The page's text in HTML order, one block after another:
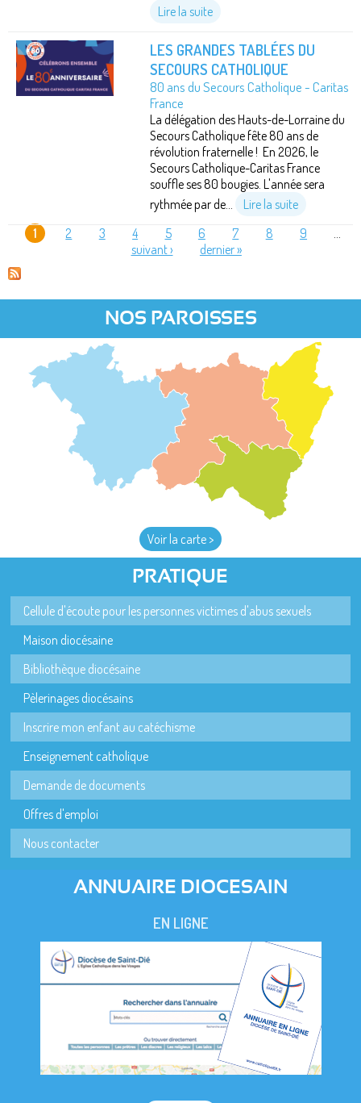
Lire la suite
LES GRANDES TABLÉES DU
SECOURS CATHOLIQUE
80 ans du Secours Catholique - Caritas
France
La délégation des Hauts-de-Lorraine du
Secours Catholique fête 80 ans de
révolution fraternelle ! En 2026, le
Secours Catholique-Caritas France
souffle ses 80 bougies. L'année sera
rythmée par de...
Lire la suite
1 2 3 4 5 6 7 8 9
suivant ›
dernier »
NOS PAROISSES
Voir la carte >
PRATIQUE
Cellule d'écoute pour les personnes victimes d'abus sexuels
Maison diocésaine
Bibliothèque diocésaine
Pèlerinages diocésains
Inscrire mon enfant au catéchisme
Enseignement catholique
Demande de documents
Offres d'emploi
Nous contacter
ANNUAIRE DIOCESAIN
EN LIGNE